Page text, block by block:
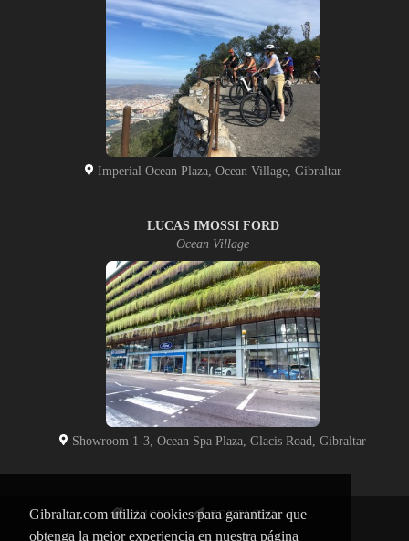
Gibraltar.com utiliza cookies para garantizar que
obtenga la mejor experiencia en nuestra página
Imperial Ocean Plaza, Ocean Village, Gibraltar
LUCAS IMOSSI FORD
Ocean Village
Showroom 1-3, Ocean Spa Plaza, Glacis Road, Gibraltar
INICIO CONTACTO